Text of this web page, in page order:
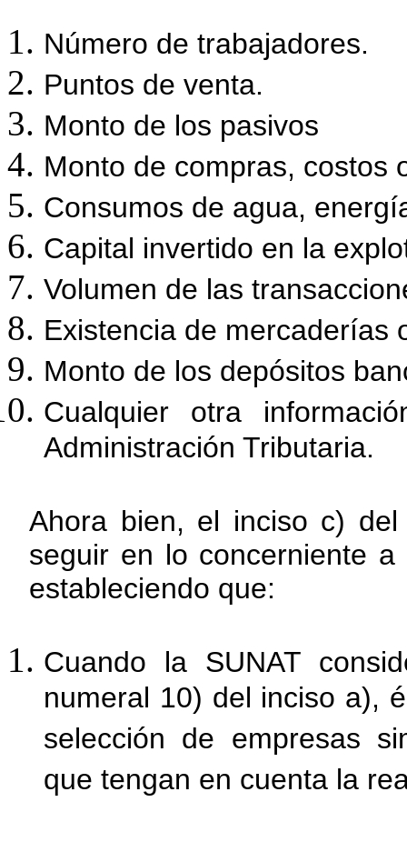
Número de trabajadores.
Puntos de venta.
Monto de los pasivos
Monto de compras, costos
Consumos de agua,
Capital invertido en la
Volumen de las
Existencia de mercaderías
Monto de los depósitos
Cualquier otra
Administración Tributaria.
Ahora bien, el inciso c)
seguir en lo concerniente
estableciendo que:
Cuando la SUNAT
numeral 10) del inciso a),
selección de empresas
que tengan en cuenta la